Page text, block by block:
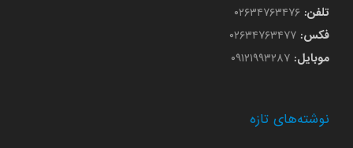
تلفن: ۰۲۶۳۴۷۶۳۴۷۶
فکس: ۰۲۶۳۴۷۶۳۴۷۷
موبایل: ۰۹۱۲۱۹۹۳۲۸۷
نوشته‌های تازه